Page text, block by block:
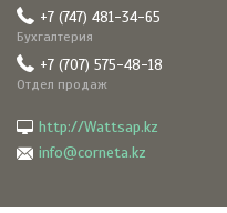
+7 (747) 481-34-65
Бухгалтерия
+7 (707) 575-48-18
Отдел продаж
http://Wattsap.kz
info@corneta.kz